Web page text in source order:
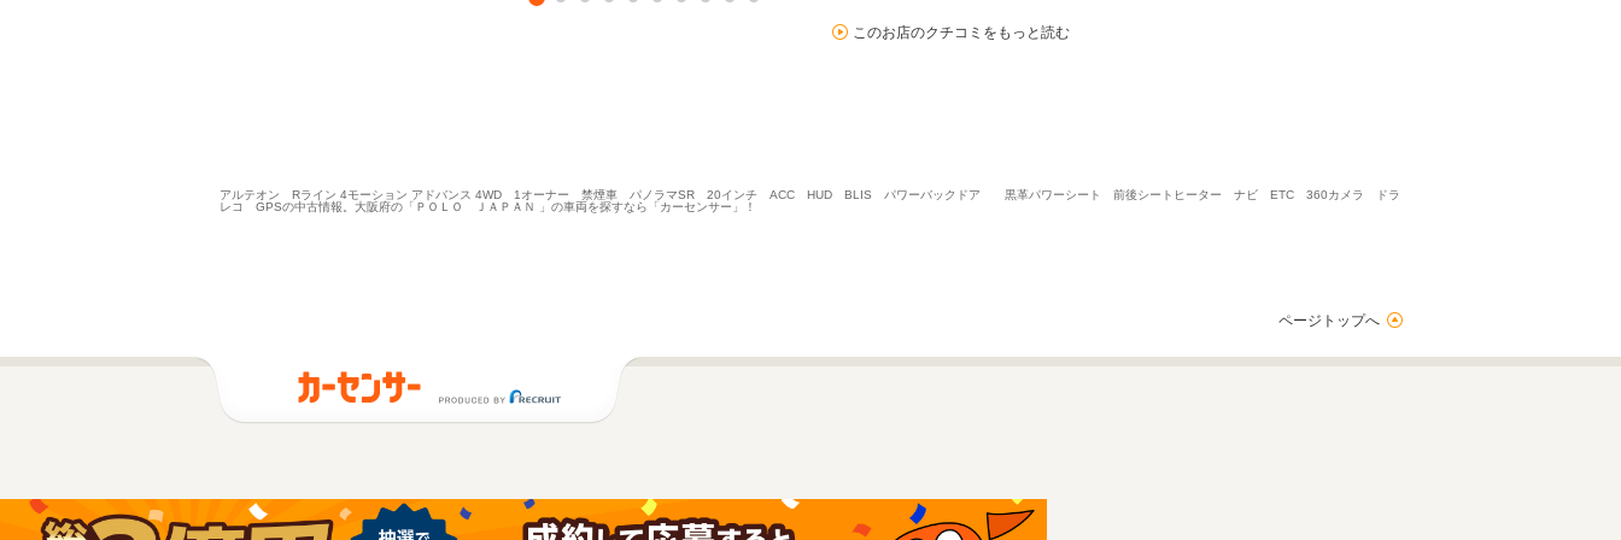
このお店のクチコミをもっと読む
アルテオン Rライン 4モーション アドバンス 4WD 1オーナー 禁煙車 パノラマSR 20インチ ACC HUD BLIS パワーバックドア 黒革パワーシート 前後シートヒーター ナビ ETC 360カメラ ドラ
レコ GPSの中古情報。大阪府の「ＰＯＬＯ ＪＡＰＡＮ 」の車両を探すなら「カーセンサー」！
ページトップへ